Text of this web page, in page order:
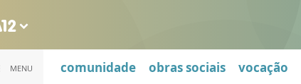
MENU comunidade obras sociais vocação